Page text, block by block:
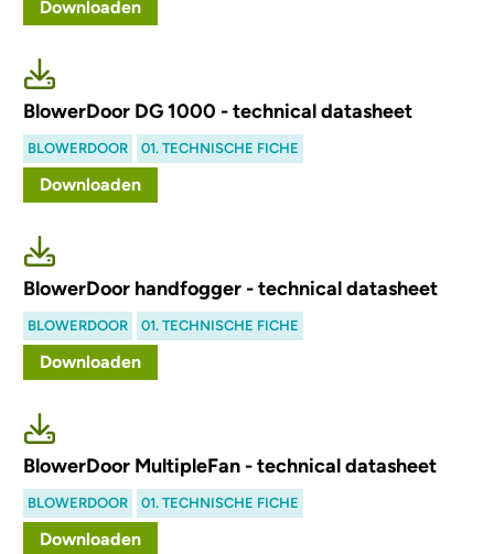
Downloaden
BlowerDoor DG 1000 - technical datasheet
BLOWERDOOR 01. TECHNISCHE FICHE
Downloaden
BlowerDoor handfogger - technical datasheet
BLOWERDOOR 01. TECHNISCHE FICHE
Downloaden
BlowerDoor MultipleFan - technical datasheet
BLOWERDOOR 01. TECHNISCHE FICHE
Downloaden